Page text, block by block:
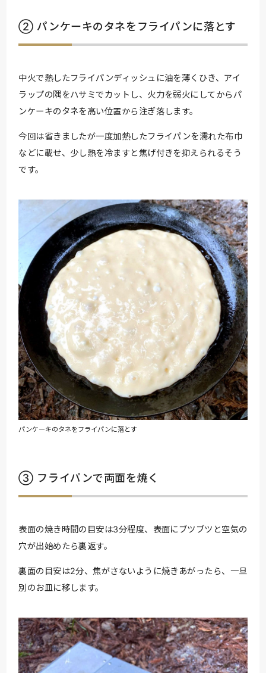
② パンケーキのタネをフライパンに落とす
中火で熱したフライパンディッシュに油を薄くひき、アイ
ラップの隅をハサミでカットし、火力を弱火にしてからパ
ンケーキのタネを高い位置から注ぎ落します。
今回は省きましたが一度加熱したフライパンを濡れた布巾
などに載せ、少し熱を冷ますと焦げ付きを抑えられるそう
です。
パンケーキのタネをフライパンに落とす
③ フライパンで両面を焼く
表面の焼き時間の目安は3分程度、表面にブツブツと空気の
穴が出始めたら裏返す。
裏面の目安は2分、焦がさないように焼きあがったら、一旦
別のお皿に移します。